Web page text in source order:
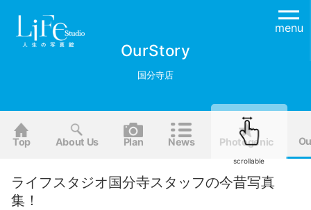
menu
OurStory
国分寺店
Top About Us Plan News Photogenic
ライフスタジオ国分寺スタッフの今昔写真
集！